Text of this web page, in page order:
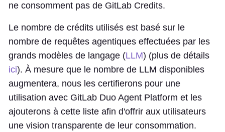
ne consomment pas de GitLab Credits.
Le nombre de crédits utilisés est basé sur le
nombre de requêtes agentiques effectuées par les
grands modèles de langage (LLM) (plus de détails
ici). À mesure que le nombre de LLM disponibles
augmentera, nous les certifierons pour une
utilisation avec GitLab Duo Agent Platform et les
ajouterons à cette liste afin d'offrir aux utilisateurs
une vision transparente de leur consommation.